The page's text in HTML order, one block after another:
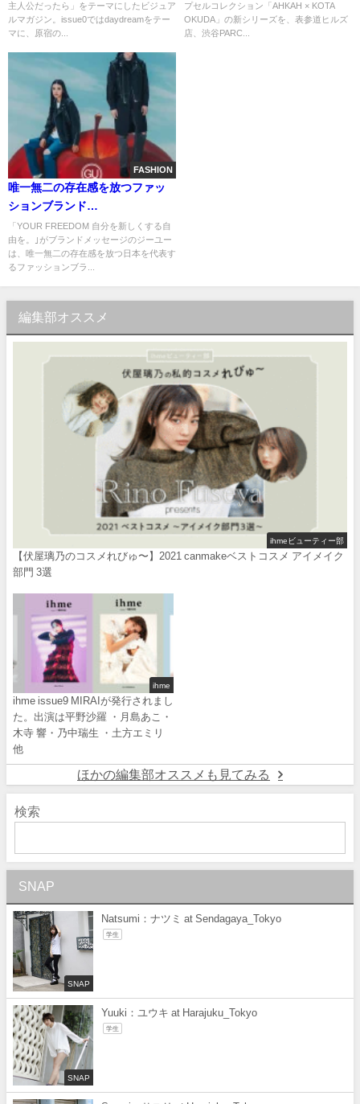
主人公だったら」をテーマにしたビジュア
ルマガジン。issue0ではdaydreamをテー
マに、原宿の...
クションを発売
プセルコレクション「AHKAH × KOTA
OKUDA」の新シリーズを、表参道ヒルズ
店、渋谷PARC...
FASHION
唯一無二の存在感を放つファッ
ションブランド
「UNDERCOVER（アンダーカ
バー）」との3年ぶりのコラボレ
ーションGU×UNDERCOVER 第
「YOUR FREEDOM 自分を新しくする自
由を。｣がブランドメッセージのジーユー
は、唯一無二の存在感を放つ日本を代表す
るファッションブラ...
編集部オススメ
ihmeビューティー部
【伏屋璃乃のコスメれびゅ〜】2021 canmakeベストコスメ アイメイク
部門 3選
ihme
ihme issue9 MIRAIが発行されまし
た。出演は平野沙羅 ・月島あこ・
木寺 響・乃中瑞生 ・土方エミリ
他
ほかの編集部オススメも見てみる
検索
SNAP
SNAP
Natsumi：ナツミ at Sendagaya_Tokyo
学生
SNAP
Yuuki：ユウキ at Harajuku_Tokyo
学生